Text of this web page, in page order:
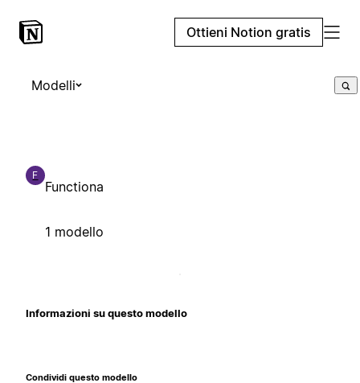
Ottieni Notion gratis
Modelli
F
Functiona
1 modello
Informazioni su questo modello
Condividi questo modello